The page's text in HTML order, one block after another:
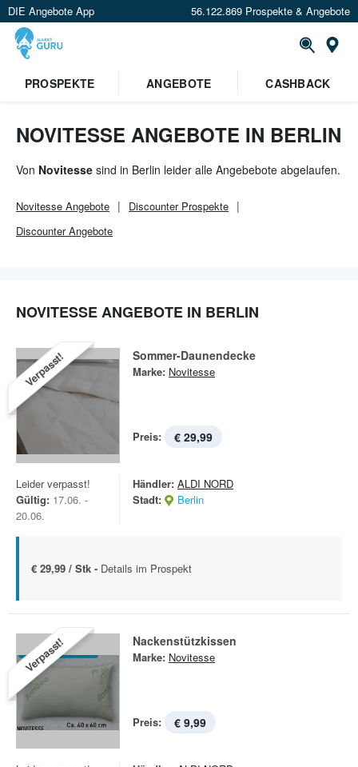
DIE Angebote App 56.122.869 Prospekte & Angebote
PROSPEKTE ANGEBOTE CASHBACK
NOVITESSE ANGEBOTE IN BERLIN
Von Novitesse sind in Berlin leider alle Angebebote abgelaufen.
Novitesse Angebote DiscounterProspekte
DiscounterAngebote
NOVITESSE ANGEBOTE IN BERLIN
Verpasst! Sommer-Daunendecke
Marke: Novitesse
Preis: € 29,99
Leider verpasst!
Gültig: 17.06. -
20.06.
Händler: ALDI NORD
Stadt:
Berlin
€ 29,99 / Stk - Details im Prospekt
Verpasst! Nacken­stützkissen
Marke: Novitesse
Preis: € 9,99